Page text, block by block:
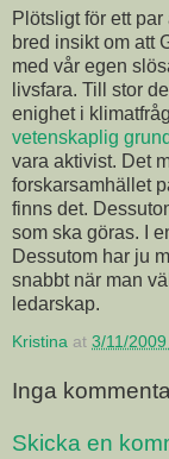
Plötsligt för ett
bred insikt om att
med vår egen
livsfara. Till stor
enighet i
vetenskaplig grund
vara aktivist. Det
forskarsamhället
finns det.
som ska göras. I
Dessutom har ju
snabbt när man
ledarskap.
Kristina at 3/11/
Inga
Skicka en